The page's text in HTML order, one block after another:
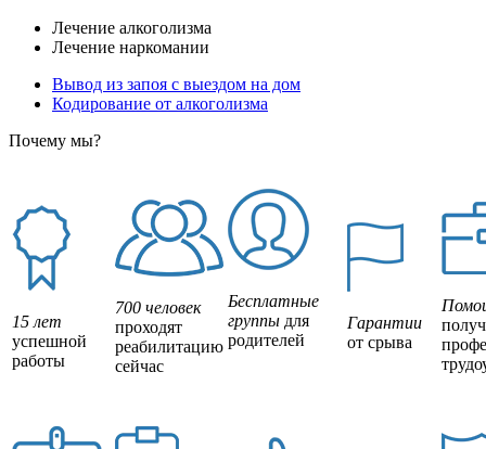
Лечение алкоголизма
Лечение наркомании
Вывод из запоя с выездом на дом
Кодирование от алкоголизма
Почему мы?
15 лет
успешной
работы
700 человек
проходят
реабилитацию
сейчас
Бесплатные
группы для
родителей
Гарантии
от срыва